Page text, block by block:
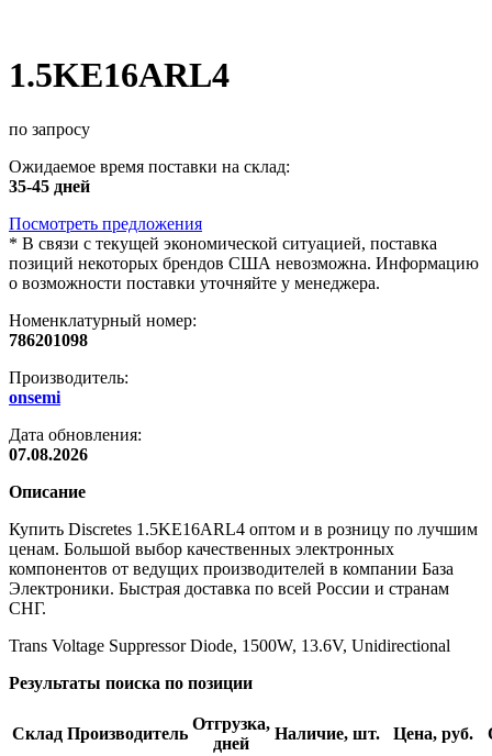
1.5KE16ARL4
по запросу
Ожидаемое время поставки на склад:
35-45 дней
Посмотреть предложения
* В связи с текущей экономической ситуацией, поставка
позиций некоторых брендов США невозможна. Информацию
о возможности поставки уточняйте у менеджера.
Номенклатурный номер:
786201098
Производитель:
onsemi
Дата обновления:
07.08.2026
Описание
Купить Discretes 1.5KE16ARL4 оптом и в розницу по лучшим
ценам. Большой выбор качественных электронных
компонентов от ведущих производителей в компании База
Электроники. Быстрая доставка по всей России и странам
СНГ.
Trans Voltage Suppressor Diode, 1500W, 13.6V, Unidirectional
Результаты поиска по позиции
Склад Производитель
Отгрузка,
дней
Наличие, шт. Цена, руб.